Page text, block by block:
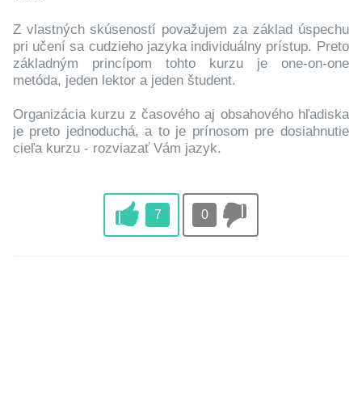
Z vlastných skúseností považujem za základ úspechu
pri učení sa cudzieho jazyka individuálny prístup. Preto
základným princípom tohto kurzu je one-on-one
metóda, jeden lektor a jeden študent.
Organizácia kurzu z časového aj obsahového hľadiska
je preto jednoduchá, a to je prínosom pre dosiahnutie
cieľa kurzu - rozviazať Vám jazyk.
7 0